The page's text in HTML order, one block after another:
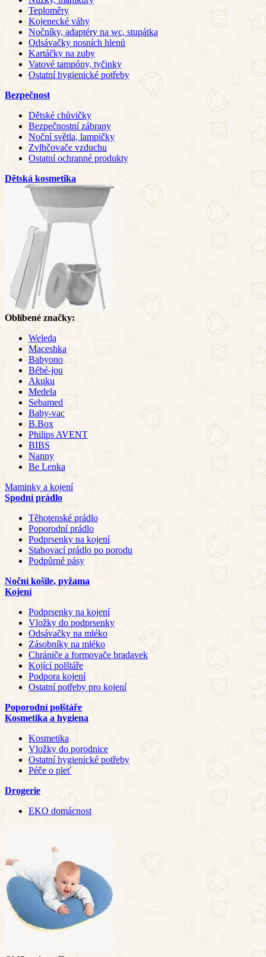
Teploměry
Kojenecké váhy
Nočníky, adaptéry na wc, stupátka
Odsávačky nosních hlenů
Kartáčky na zuby
Vatové tampóny, tyčinky
Ostatní hygienické potřeby
Bezpečnost
Dětské chůvičky
Bezpečnostní zábrany
Noční světla, lampičky
Zvlhčovače vzduchu
Ostatní ochranné produkty
Dětská kosmetika
Oblíbené značky:
Weleda
Maceshka
Babyono
Bébé-jou
Akuku
Medela
Sebamed
Baby-vac
B.Box
Philips AVENT
BIBS
Nanny
Be Lenka
Maminky a kojení
Spodní prádlo
Těhotenské prádlo
Poporodní prádlo
Podprsenky na kojení
Stahovací prádlo po porodu
Podpůrné pásy
Noční košile, pyžama
Kojení
Podprsenky na kojení
Vložky do podprsenky
Odsávačky na mléko
Zásobníky na mléko
Chrániče a formovače bradavek
Kojící polštáře
Podpora kojení
Ostatní potřeby pro kojení
Poporodní polštáře
Kosmetika a hygiena
Kosmetika
Vložky do porodnice
Ostatní hygienické potřeby
Péče o pleť
Drogerie
EKO domácnost